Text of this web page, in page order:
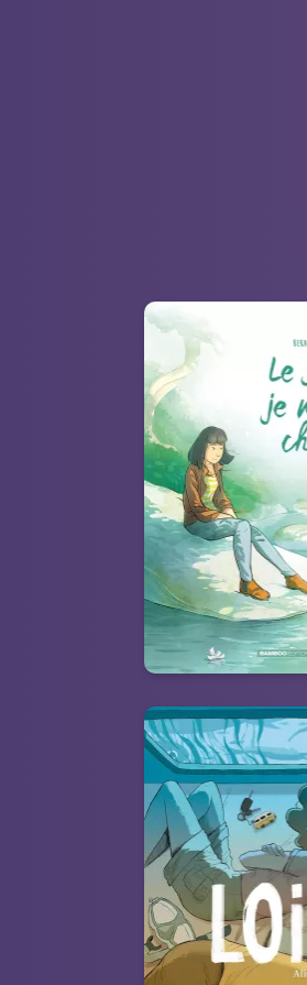
Le Jour
Tome
Date
28/08/2024
Une « feel-good »
Loin -
Date
28/08/2024
Peut-on vivre à
ne sait pas vivre